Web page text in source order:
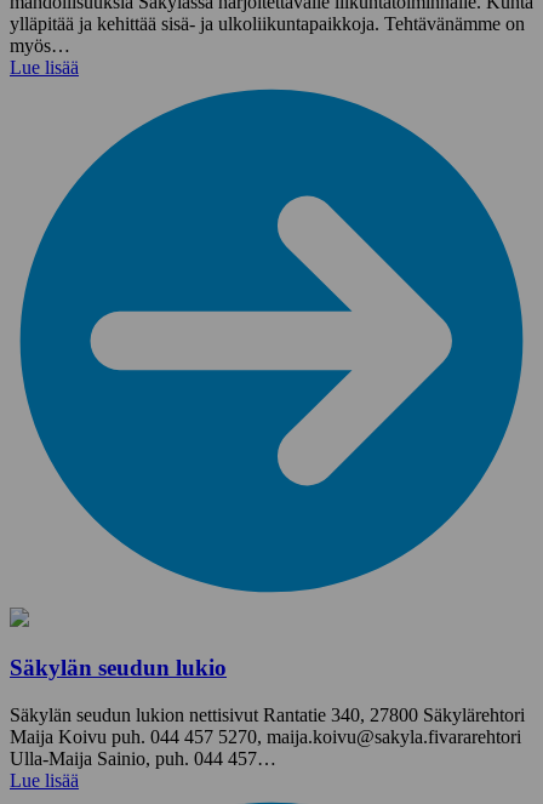
ylläpitää ja kehittää sisä- ja ulkoliikuntapaikkoja. Tehtävänämme on
myös…
Lue lisää
Säkylän seudun lukio
Säkylän seudun lukion nettisivut Rantatie 340, 27800 Säkylärehtori
Maija Koivu puh. 044 457 5270, maija.koivu@sakyla.fivararehtori
Ulla-Maija Sainio, puh. 044 457…
Lue lisää